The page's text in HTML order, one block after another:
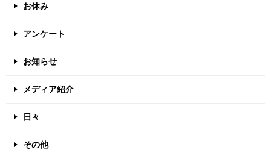
お休み
アンケート
お知らせ
メディア紹介
日々
その他